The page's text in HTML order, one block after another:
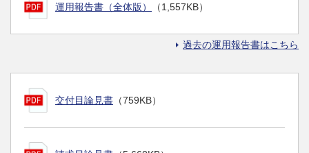
運用報告書（全体版） （1,557KB）
過去の運用報告書はこちら
交付目論見書 （759KB）